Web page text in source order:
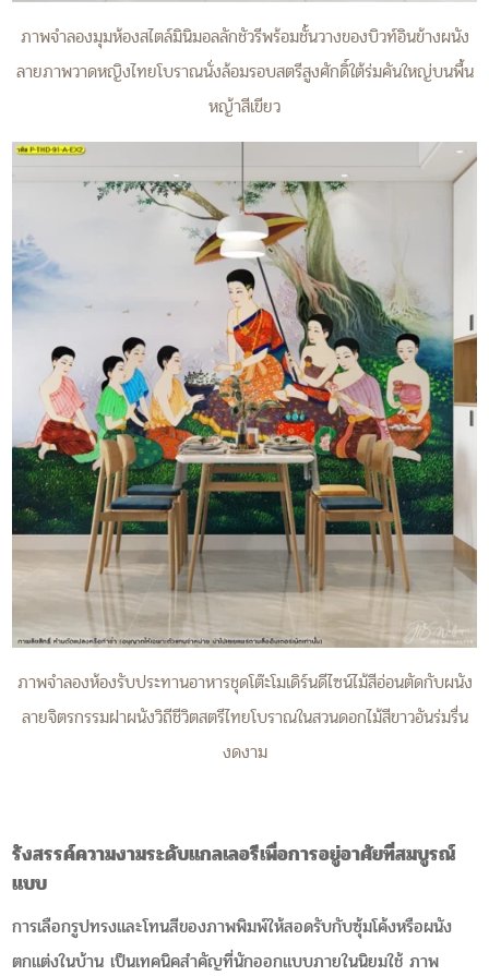
ภาพจำลองมุมห้องสไตล์มินิมอลลักชัวรีพร้อมชั้นวางของบิวท์อินข้างผนัง
ลายภาพวาดหญิงไทยโบราณนั่งล้อมรอบสตรีสูงศักดิ์ใต้ร่มคันใหญ่บนพื้น
หญ้าสีเขียว
ภาพจำลองห้องรับประทานอาหารชุดโต๊ะโมเดิร์นดีไซน์ไม้สีอ่อนตัดกับผนัง
ลายจิตรกรรมฝาผนังวิถีชีวิตสตรีไทยโบราณในสวนดอกไม้สีขาวอันร่มรื่น
งดงาม
รังสรรค์ความงามระดับแกลเลอรีเพื่อการอยู่อาศัยที่สมบูรณ์
แบบ
การเลือกรูปทรงและโทนสีของภาพพิมพ์ให้สอดรับกับซุ้มโค้งหรือผนัง
ตกแต่งในบ้าน เป็นเทคนิคสำคัญที่นักออกแบบภายในนิยมใช้ ภาพ